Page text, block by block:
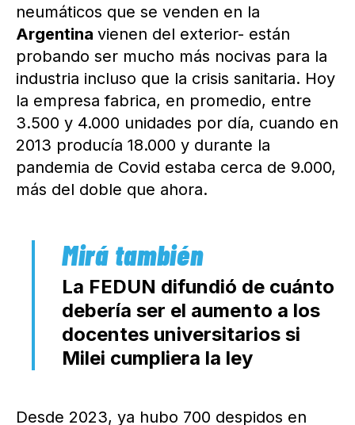
neumáticos que se venden en la
Argentina vienen del exterior- están
probando ser mucho más nocivas para la
industria incluso que la crisis sanitaria. Hoy
la empresa fabrica, en promedio, entre
3.500 y 4.000 unidades por día, cuando en
2013 producía 18.000 y durante la
pandemia de Covid estaba cerca de 9.000,
más del doble que ahora.
La FEDUN difundió de cuánto
debería ser el aumento a los
docentes universitarios si
Milei cumpliera la ley
Desde 2023, ya hubo 700 despidos en